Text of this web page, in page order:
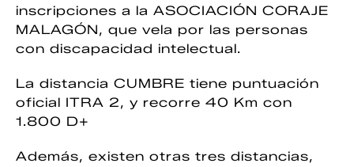
inscripciones a la ASOCIACIÓN CORAJE
MALAGÓN, que vela por las personas
con discapacidad intelectual.
La distancia CUMBRE tiene puntuación
oficial ITRA 2, y recorre 40 Km con
1.800 D+
Además, existen otras tres distancias,